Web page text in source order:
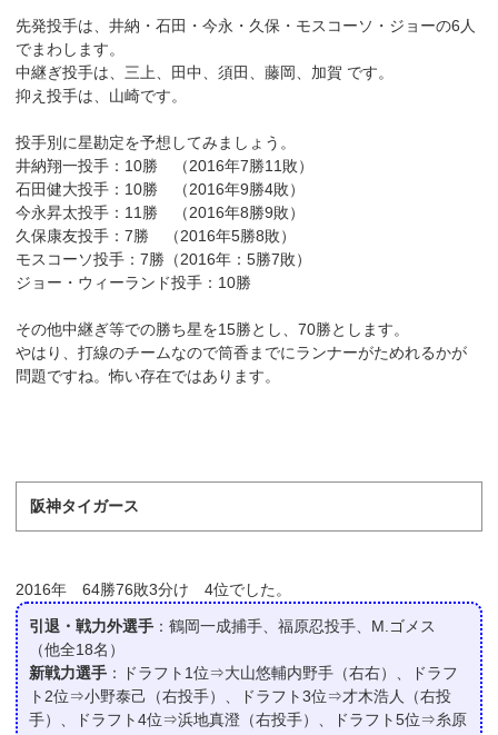
先発投手は、井納・石田・今永・久保・モスコーソ・ジョーの6人
でまわします。
中継ぎ投手は、三上、田中、須田、藤岡、加賀 です。
抑え投手は、山崎です。
投手別に星勘定を予想してみましょう。
井納翔一投手：10勝 （2016年7勝11敗）
石田健大投手：10勝 （2016年9勝4敗）
今永昇太投手：11勝 （2016年8勝9敗）
久保康友投手：7勝 （2016年5勝8敗）
モスコーソ投手：7勝（2016年：5勝7敗）
ジョー・ウィーランド投手：10勝
その他中継ぎ等での勝ち星を15勝とし、70勝とします。
やはり、打線のチームなので筒香までにランナーがためれるかが
問題ですね。怖い存在ではあります。
阪神タイガース
2016年 64勝76敗3分け 4位でした。
引退・戦力外選手 ：鶴岡一成捕手、福原忍投手、M.ゴメス
（他全18名）
新戦力選手 ：ドラフト1位⇒大山悠輔内野手（右右）、ドラフ
ト2位⇒小野泰己（右投手）、ドラフト3位⇒才木浩人（右投
手）、ドラフト4位⇒浜地真澄（右投手）、ドラフト5位⇒糸原